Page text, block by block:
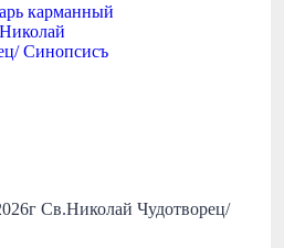
Св.Николай Чудотворец/